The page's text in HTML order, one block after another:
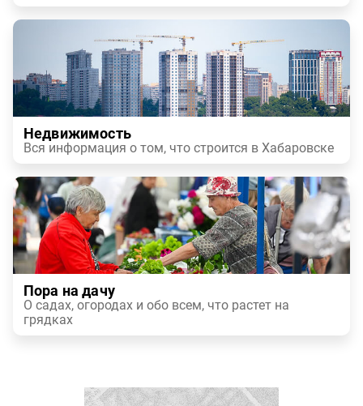
Недвижимость
Вся информация о том, что строится в Хабаровске
Пора на дачу
О садах, огородах и обо всем, что растет на
грядках